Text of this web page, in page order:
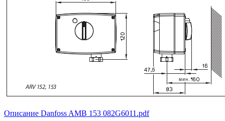
Описание Danfoss AMB 153 082G6011.pdf